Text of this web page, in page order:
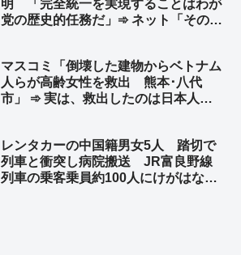
ｗｗ」
明 「完全統一を実現することはわが
党の歴史的任務だ」➾ ネット「そのた
マスコミ「倒壊した建物からベトナム
人らが高齢女性を救出 熊本･八代
市」 ➾ 実は、救出したのは日本人た
た」「ベトナム人が手伝ったのは事実
だけど､瓦礫の下から救出したのは日
本人4人です」
レンタカーの中国籍男女5人 踏切で
列車と衝突し病院搬送 JR富良野線
列車の乗客乗員約100人にけがはな